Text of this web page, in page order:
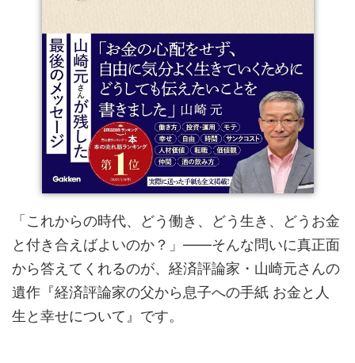
「これからの時代、どう働き、どう生き、どうお金
と付き合えばよいのか？」――そんな問いに真正面
から答えてくれるのが、経済評論家・山崎元さんの
遺作『経済評論家の父から息子への手紙 お金と人
生と幸せについて』です。